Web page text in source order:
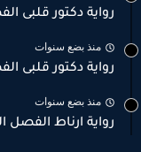
رواية دكتور قلبى الفصل
منذ بضع سنوات
رواية دكتور قلبى الفصل الثامن
منذ بضع سنوات
رواية ارناط الفصل الخامس